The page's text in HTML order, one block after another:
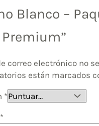
Blanco –
correo electrónico no
están marcados
*
*